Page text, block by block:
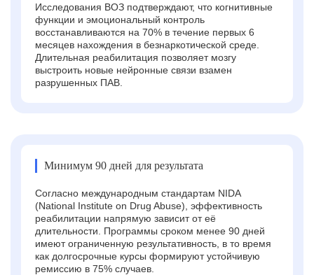
Исследования ВОЗ подтверждают, что когнитивные
функции и эмоциональный контроль
восстанавливаются на 70% в течение первых 6
месяцев нахождения в безнаркотической среде.
Длительная реабилитация позволяет мозгу
выстроить новые нейронные связи взамен
разрушенных ПАВ.
Минимум 90 дней для результата
Согласно международным стандартам NIDA
(National Institute on Drug Abuse), эффективность
реабилитации напрямую зависит от её
длительности. Программы сроком менее 90 дней
имеют ограниченную результативность, в то время
как долгосрочные курсы формируют устойчивую
ремиссию в 75% случаев.